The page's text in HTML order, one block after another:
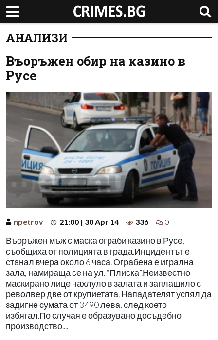
АНАЛИЗИ
Въоръжен обир на казино в
Русе
npetrov 21:00 | 30 Apr 14 336 0
Въоръжен мъж с маска ограби казино в Русе,
съобщиха от полицията в града.Инцидентът е
станал вчера около 6 часа. Ограбена е игрална
зала, намираща се на ул. “Плиска”.Неизвестно
маскирано лице нахлуло в залата и заплашило с
револвер две от крупиетата. Нападателят успял да
задигне сумата от 3490 лева, след което
избягал.По случая е образувано досъдебно
производство....